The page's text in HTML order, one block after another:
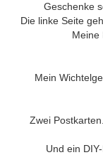
Geschenke
Die linke Seite
Meine
Mein
Zwei
Und ein